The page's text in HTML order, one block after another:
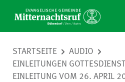
STARTSEITE
AUDIO
EINLEITUNGEN GOTTESDIENST
EINLEITUNG VOM 26. APRIL